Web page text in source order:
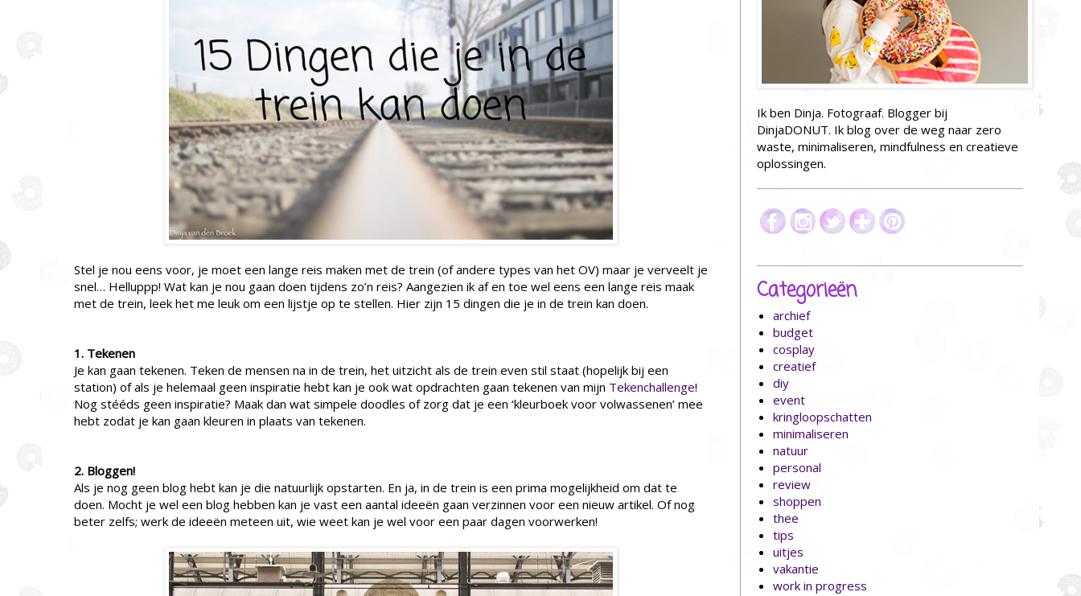
Stel je nou eens voor, je moet een lange reis maken met de trein (of andere types van het OV) maar je verveelt je
snel… Helluppp! Wat kan je nou gaan doen tijdens zo’n reis? Aangezien ik af en toe wel eens een lange reis maak
met de trein, leek het me leuk om een lijstje op te stellen. Hier zijn 15 dingen die je in de trein kan doen.
1. Tekenen
Je kan gaan tekenen. Teken de mensen na in de trein, het uitzicht als de trein even stil staat (hopelijk bij een
station) of als je helemaal geen inspiratie hebt kan je ook wat opdrachten gaan tekenen van mijn Tekenchallenge!
Nog stééds geen inspiratie? Maak dan wat simpele doodles of zorg dat je een ‘kleurboek voor volwassenen’ mee
hebt zodat je kan gaan kleuren in plaats van tekenen.
2. Bloggen!
Als je nog geen blog hebt kan je die natuurlijk opstarten. En ja, in de trein is een prima mogelijkheid om dat te
doen. Mocht je wel een blog hebben kan je vast een aantal ideeën gaan verzinnen voor een nieuw artikel. Of nog
beter zelfs; werk de ideeën meteen uit, wie weet kan je wel voor een paar dagen voorwerken!
Ik ben Dinja. Fotograaf. Blogger bij
DinjaDONUT. Ik blog over de weg naar zero
waste, minimaliseren, mindfulness en creatieve
oplossingen.
Categorieën
archief
budget
cosplay
creatief
diy
event
kringloopschatten
minimaliseren
natuur
personal
review
shoppen
thee
tips
uitjes
vakantie
work in progress